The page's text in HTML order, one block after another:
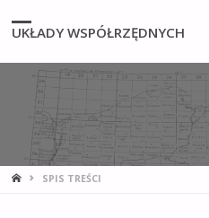
UKŁADY WSPÓŁRZĘDNYCH
SPIS TREŚCI